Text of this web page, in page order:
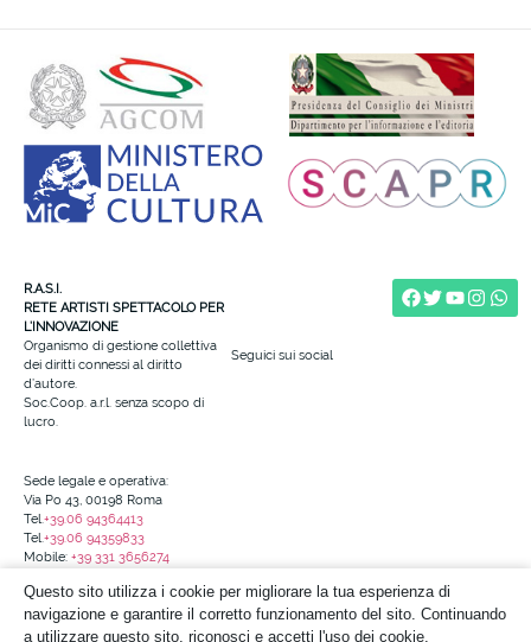
R.A.S.I.
RETE ARTISTI SPETTACOLO PER
L’INNOVAZIONE
Organismo di gestione collettiva
dei diritti connessi al diritto
d’autore.
Soc.Coop. a.r.l. senza scopo di
lucro.
Seguici sui social
Sede legale e operativa:
Via Po 43, 00198 Roma
Tel.+39.06 94364413
Tel.+39.06 94359833
Mobile: +39 331 3656274
Codice Fiscale e N. Iscr. al Registro
delle Imprese di Roma: 97690690587
Questo sito utilizza i cookie per migliorare la tua esperienza di
navigazione e garantire il corretto funzionamento del sito. Continuando
a utilizzare questo sito, riconosci e accetti l'uso dei cookie.